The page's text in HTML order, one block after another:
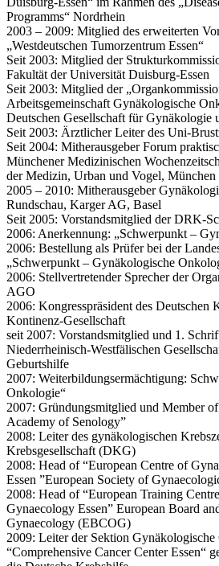
Programms“ Nordrhein
2003 – 2009: Mitglied des erweiterten
„Westdeutschen Tumorzentrum Essen“
Seit 2003: Mitglied der
Fakultät der Universität Duisburg-Essen
Seit 2003: Mitglied der
Arbeitsgemeinschaft Gynäkologische
Deutschen Gesellschaft für
Seit 2003: Ärztlicher Leiter des Uni-
Seit 2004: Mitherausgeber Forum
Münchener Medizinischen
der Medizin, Urban und Vogel, München
2005 – 2010: Mitherausgeber
Rundschau, Karger AG, Basel
Seit 2005: Vorstandsmitglied der DRK-
2006: Anerkennung: „Schwerpunkt –
2006: Bestellung als Prüfer bei der
„Schwerpunkt – Gynäkologische
2006: Stellvertretender Sprecher der
AGO
2006: Kongresspräsident des Deutschen
Kontinenz-Gesellschaft
seit 2007: Vorstandsmitglied und 1.
Niederrheinisch-Westfälischen
Geburtshilfe
2007: Weiterbildungsermächtigung:
Onkologie“
2007: Gründungsmitglied und Member
Academy of Senology”
2008: Leiter des gynäkologischen
Krebsgesellschaft (DKG)
2008: Head of “European Centre of
Essen ”European Society of
2008: Head of “European Training
Gynaecology Essen” European Board
Gynaecology (EBCOG)
2009: Leiter der Sektion Gynäkologische
“Comprehensive Cancer Center Essen“